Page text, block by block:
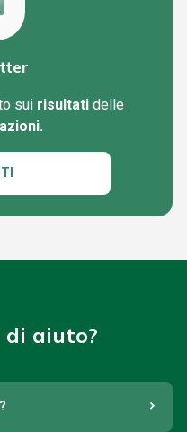
sui risultati delle
di aiuto?